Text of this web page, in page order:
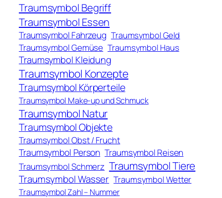
Traumsymbol Begriff
Traumsymbol Essen
Traumsymbol Fahrzeug Traumsymbol Geld
Traumsymbol Gemüse Traumsymbol Haus
Traumsymbol Kleidung
Traumsymbol Konzepte
Traumsymbol Körperteile
Traumsymbol Make-up und Schmuck
Traumsymbol Natur
Traumsymbol Objekte
Traumsymbol Obst / Frucht
Traumsymbol Person Traumsymbol Reisen
Traumsymbol Schmerz Traumsymbol Tiere
Traumsymbol Wasser Traumsymbol Wetter
Traumsymbol Zahl – Nummer